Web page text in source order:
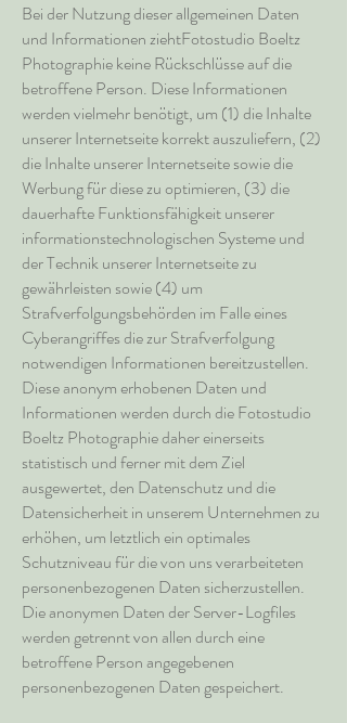
Bei der Nutzung dieser allgemeinen Daten
und Informationen ziehtFotostudio Boeltz
Photographie keine Rückschlüsse auf die
betroffene Person. Diese Informationen
werden vielmehr benötigt, um (1) die Inhalte
unserer Internetseite korrekt auszuliefern, (2)
die Inhalte unserer Internetseite sowie die
Werbung für diese zu optimieren, (3) die
dauerhafte Funktionsfähigkeit unserer
informationstechnologischen Systeme und
der Technik unserer Internetseite zu
gewährleisten sowie (4) um
Strafverfolgungsbehörden im Falle eines
Cyberangriffes die zur Strafverfolgung
notwendigen Informationen bereitzustellen.
Diese anonym erhobenen Daten und
Informationen werden durch die Fotostudio
Boeltz Photographie daher einerseits
statistisch und ferner mit dem Ziel
ausgewertet, den Datenschutz und die
Datensicherheit in unserem Unternehmen zu
erhöhen, um letztlich ein optimales
Schutzniveau für die von uns verarbeiteten
personenbezogenen Daten sicherzustellen.
Die anonymen Daten der Server-Logfiles
werden getrennt von allen durch eine
betroffene Person angegebenen
personenbezogenen Daten gespeichert.